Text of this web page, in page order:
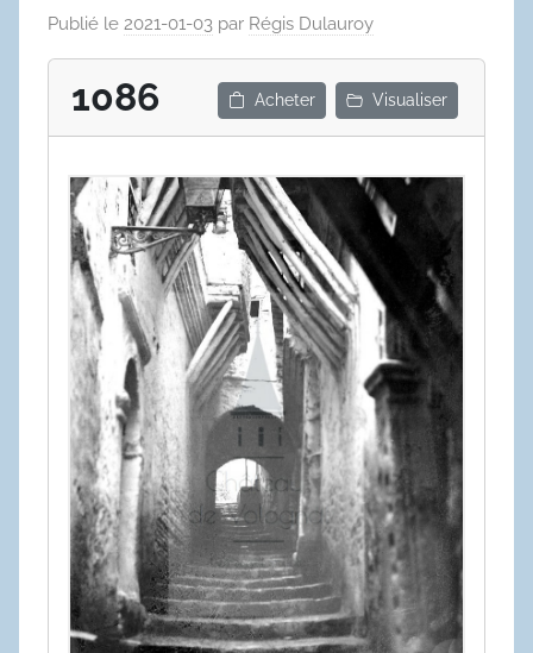
Publié le 2021-01-03 par Régis Dulauroy
1086 Acheter Visualiser